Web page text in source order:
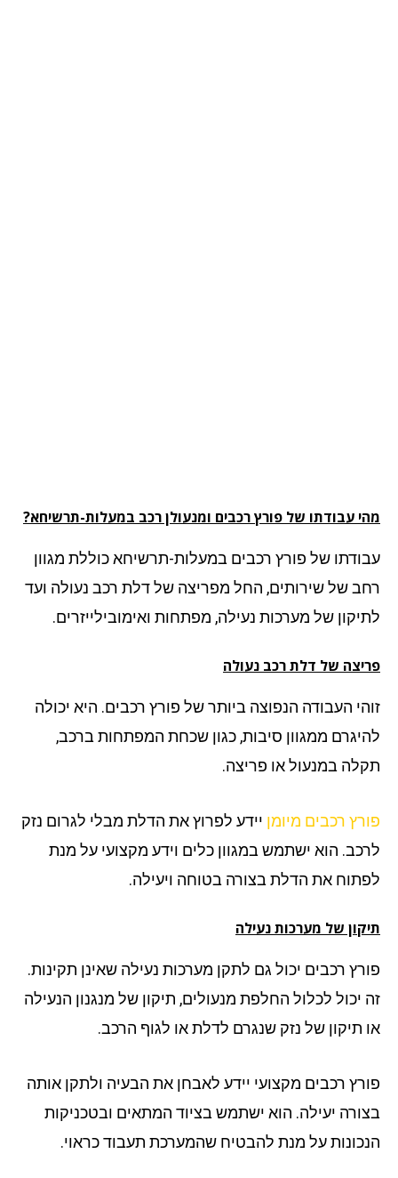
עבודתו של פורץ רכבים ומנעולן רכב במעלות-תרשיחא?
של פורץ רכבים במעלות-תרשיחא כוללת מגוון
של שירותים, החל מפריצה של דלת רכב נעולה ועד
של מערכות נעילה, מפתחות ואימובילייזרים.
של דלת רכב נעולה
העבודה הנפוצה ביותר של פורץ רכבים. היא יכולה
ממגוון סיבות, כגון שכחת המפתחות ברכב,
במנעול או פריצה.
רכבים מיומןיידע לפרוץ את הדלת מבלי לגרום נזק
הוא ישתמש במגוון כלים וידע מקצועי על מנת
את הדלת בצורה בטוחה ויעילה.
של מערכות נעילה
רכבים יכול גם לתקן מערכות נעילה שאינן תקינות.
יכול לכלול החלפת מנעולים, תיקון של מנגנון הנעילה
תיקון של נזק שנגרם לדלת או לגוף הרכב.
רכבים מקצועי יידע לאבחן את הבעיה ולתקן אותה
יעילה. הוא ישתמש בציוד המתאים ובטכניקות
על מנת להבטיח שהמערכת תעבוד כראוי.